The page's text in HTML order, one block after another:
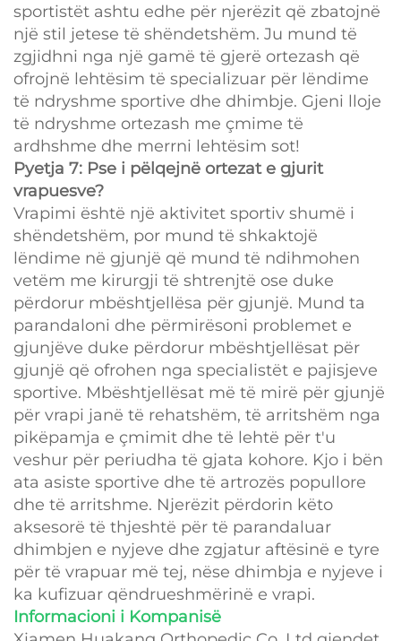
sportistët ashtu edhe për njerëzit që zbatojnë
një stil jetese të shëndetshëm. Ju mund të
zgjidhni nga një gamë të gjerë ortezash që
ofrojnë lehtësim të specializuar për lëndime
të ndryshme sportive dhe dhimbje. Gjeni lloje
të ndryshme ortezash me çmime të
ardhshme dhe merrni lehtësim sot!
Pyetja 7: Pse i pëlqejnë ortezat e gjurit
vrapuesve?
Vrapimi është një aktivitet sportiv shumë i
shëndetshëm, por mund të shkaktojë
lëndime në gjunjë që mund të ndihmohen
vetëm me kirurgji të shtrenjtë ose duke
përdorur mbështjellësa për gjunjë. Mund ta
parandaloni dhe përmirësoni problemet e
gjunjëve duke përdorur mbështjellësat për
gjunjë që ofrohen nga specialistët e pajisjeve
sportive. Mbështjellësat më të mirë për gjunjë
për vrapi janë të rehatshëm, të arritshëm nga
pikëpamja e çmimit dhe të lehtë për t'u
veshur për periudha të gjata kohore. Kjo i bën
ata asiste sportive dhe të artrozës popullore
dhe të arritshme. Njerëzit përdorin këto
aksesorë të thjeshtë për të parandaluar
dhimbjen e nyjeve dhe zgjatur aftësinë e tyre
për të vrapuar më tej, nëse dhimbja e nyjeve i
ka kufizuar qëndrueshmërinë e vrapi.
Informacioni i Kompanisë